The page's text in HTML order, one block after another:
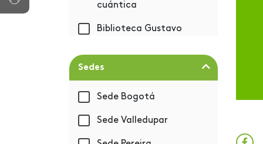
cuántica
Biblioteca Gustavo
Bienestar
Sedes
Sede Bogotá
Sede Valledupar